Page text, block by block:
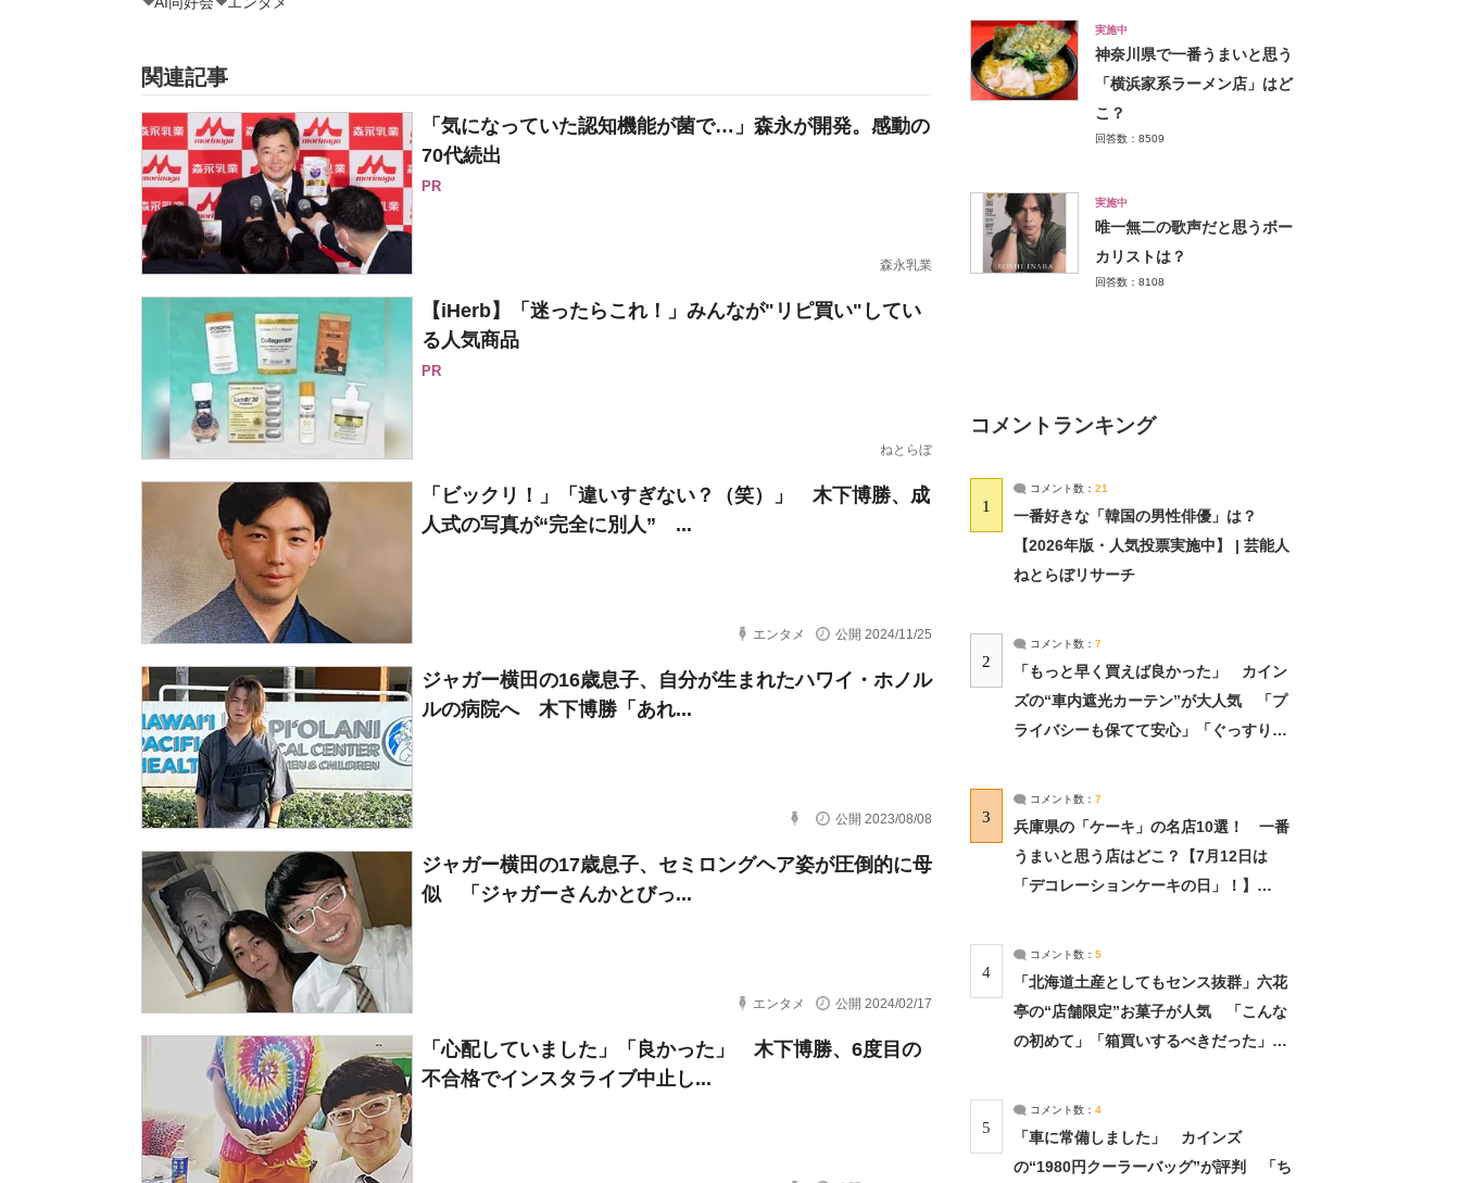
関連記事
「気になっていた認知機能が菌で…」森永が開発。感動の
70代続出
PR
森永乳業
【iHerb】「迷ったらこれ！」みんなが"リピ買い"してい
る人気商品
PR
ねとらぼ
「ビックリ！」「違いすぎない？（笑）」 木下博勝、成
人式の写真が“完全に別人” ...
エンタメ 公開 2024/11/25
ジャガー横田の16歳息子、自分が生まれたハワイ・ホノル
ルの病院へ 木下博勝「あれ...
公開 2023/08/08
ジャガー横田の17歳息子、セミロングヘア姿が圧倒的に母
似 「ジャガーさんかとびっ...
エンタメ 公開 2024/02/17
「心配していました」「良かった」 木下博勝、6度目の
不合格でインスタライブ中止し...
実施中
神奈川県で一番うまいと思う
「横浜家系ラーメン店」はど
こ？
回答数：8509
実施中
唯一無二の歌声だと思うボー
カリストは？
回答数：8108
コメントランキング
1
コメント数： 21
一番好きな「韓国の男性俳優」は？
【2026年版・人気投票実施中】 | 芸能人
ねとらぼリサーチ
2
コメント数： 7
「もっと早く買えば良かった」 カイン
ズの“車内遮光カーテン”が大人気 「プ
ライバシーも保てて安心」「ぐっすり眠
3
コメント数： 7
兵庫県の「ケーキ」の名店10選！ 一番
うまいと思う店はどこ？【7月12日は
「デコレーションケーキの日」！】
4
コメント数： 5
「北海道土産としてもセンス抜群」六花
亭の“店舗限定”お菓子が人気 「こんな
の初めて」「箱買いするべきだった」
5
コメント数： 4
「車に常備しました」 カインズ
の“1980円クーラーバッグ”が評判 「ち